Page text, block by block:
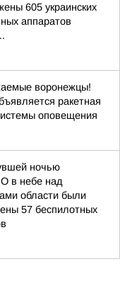
605 украинских
аппаратов
воронежцы!
ракетная
оповещения
ночью
в небе над
области были
57 беспилотных